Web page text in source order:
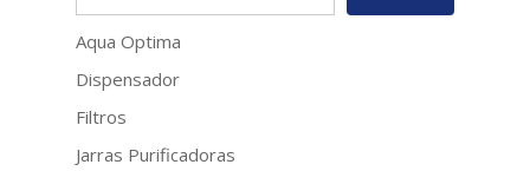
Aqua Optima
Dispensador
Filtros
Jarras Purificadoras